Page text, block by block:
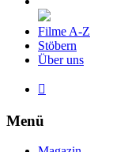
Filme A-Z
Stöbern
Über uns

Menü